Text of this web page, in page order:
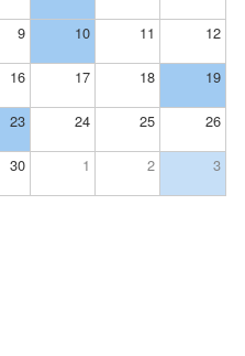
9 10 11 12
16 17 18 19
23 24 25 26
30 1 2 3